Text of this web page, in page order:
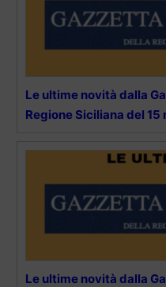
Le ultime novità dalla
Regione Siciliana del
Le ultime novità dalla